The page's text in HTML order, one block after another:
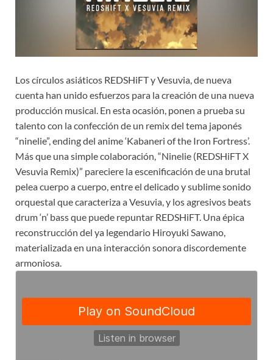
Los círculos asiáticos REDSHiFT y Vesuvia, de nueva
cuenta han unido esfuerzos para la creación de una nueva
producción musical. En esta ocasión, ponen a prueba su
talento con la confección de un remix del tema japonés
“ninelie”, ending del anime ‘Kabaneri of the Iron Fortress’.
Más que una simple colaboración, “Ninelie (REDSHiFT X
Vesuvia Remix)” pareciere la escenificación de una brutal
pelea cuerpo a cuerpo, entre el delicado y sublime sonido
orquestal que caracteriza a Vesuvia, y los agresivos beats
drum ‘n’ bass que puede repuntar REDSHiFT. Una épica
reconstrucción del ya legendario Hiroyuki Sawano,
materializada en una interacción sonora discordemente
armoniosa.